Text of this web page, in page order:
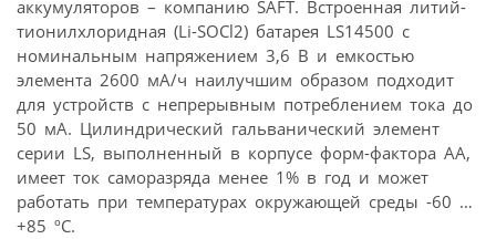
аккумуляторов – компанию SAFT. Встроенная литий-
тионилхлоридная (Li-SOCl2) батарея LS14500 с
номинальным напряжением 3,6 В и емкостью
элемента 2600 мА/ч наилучшим образом подходит
для устройств с непрерывным потреблением тока до
50 мА. Цилиндрический гальванический элемент
серии LS, выполненный в корпусе форм-фактора АА,
имеет ток саморазряда менее 1% в год и может
работать при температурах окружающей среды -60 …
+85 ºC.